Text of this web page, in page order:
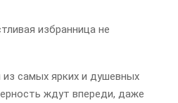
избранница не
самых ярких и душевных
ждут впереди, даже